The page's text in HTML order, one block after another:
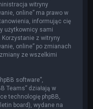
witryny
online” ma prawo w
informując cię
użytkownicy sami
z witryny
online” po zmianach
ze wszelkimi
software”,
Teams” działają w
technologię phpBB,
board), wydane na